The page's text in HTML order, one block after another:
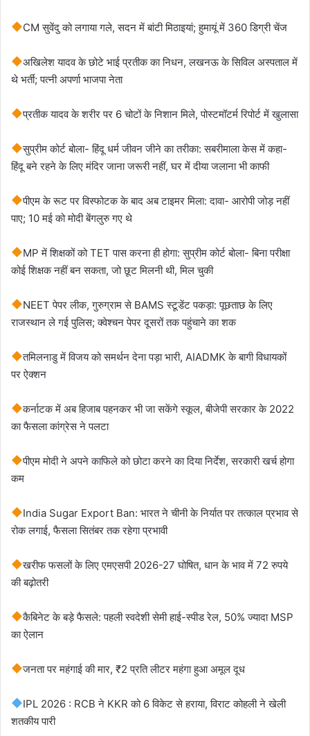
CM सुवेंदु को लगाया गले, सदन में बांटी मिठाइयां; हुमायूं में 360 डिग्री चेंज
अखिलेश यादव के छोटे भाई प्रतीक का निधन, लखनऊ के सिविल अस्पताल में
थे भर्ती; पत्नी अपर्णा भाजपा नेता
प्रतीक यादव के शरीर पर 6 चोटों के निशान मिले, पोस्टमॉटर्म रिपोर्ट में खुलासा
सुप्रीम कोर्ट बोला- हिंदू धर्म जीवन जीने का तरीका: सबरीमाला केस में कहा-
हिंदू बने रहने के लिए मंदिर जाना जरूरी नहीं, घर में दीया जलाना भी काफी
पीएम के रूट पर विस्फोटक के बाद अब टाइमर मिला: दावा- आरोपी जोड़ नहीं
पाए; 10 मई को मोदी बेंगलुरु गए थे
MP में शिक्षकों को TET पास करना ही होगा: सुप्रीम कोर्ट बोला- बिना परीक्षा
कोई शिक्षक नहीं बन सकता, जो छूट मिलनी थी, मिल चुकी
NEET पेपर लीक, गुरुग्राम से BAMS स्टूडेंट पकड़ा: पूछताछ के लिए
राजस्थान ले गई पुलिस; क्वेश्चन पेपर दूसरों तक पहुंचाने का शक
तमिलनाडु में विजय को समर्थन देना पड़ा भारी, AIADMK के बागी विधायकों
पर ऐक्शन
कर्नाटक में अब हिजाब पहनकर भी जा सकेंगे स्कूल, बीजेपी सरकार के 2022
का फैसला कांग्रेस ने पलटा
पीएम मोदी ने अपने काफिले को छोटा करने का दिया निर्देश, सरकारी खर्च होगा
कम
India Sugar Export Ban: भारत ने चीनी के निर्यात पर तत्काल प्रभाव से
रोक लगाई, फैसला सितंबर तक रहेगा प्रभावी
खरीफ फसलों के लिए एमएसपी 2026-27 घोषित, धान के भाव में 72 रुपये
की बढ़ोतरी
कैबिनेट के बड़े फैसले: पहली स्वदेशी सेमी हाई-स्पीड रेल, 50% ज्यादा MSP
का ऐलान
जनता पर महंगाई की मार, ₹2 प्रति लीटर महंगा हुआ अमूल दूध
IPL 2026 : RCB ने KKR को 6 विकेट से हराया, विराट कोहली ने खेली
शतकीय पारी